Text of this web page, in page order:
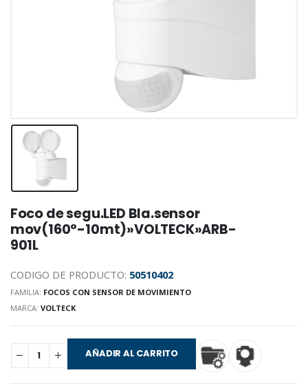
Foco de segu.LED Bla.sensor
mov(160°-10mt)»VOLTECK»ARB-
901L
CODIGO DE PRODUCTO: 50510402
FAMILIA: FOCOS CON SENSOR DE MOVIMIENTO
MARCA: VOLTECK
AÑADIR AL CARRITO